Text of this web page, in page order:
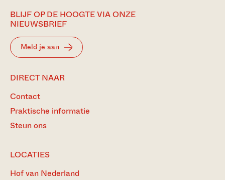
BLIJF OP DE HOOGTE VIA ONZE
NIEUWSBRIEF
Meld je aan
DIRECT NAAR
Contact
Praktische informatie
Steun ons
LOCATIES
Hof van Nederland